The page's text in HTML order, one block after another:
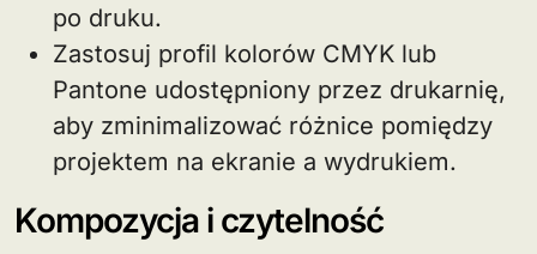
po druku.
Zastosuj profil kolorów CMYK lub
Pantone udostępniony przez drukarnię,
aby zminimalizować różnice pomiędzy
projektem na ekranie a wydrukiem.
Kompozycja i czytelność